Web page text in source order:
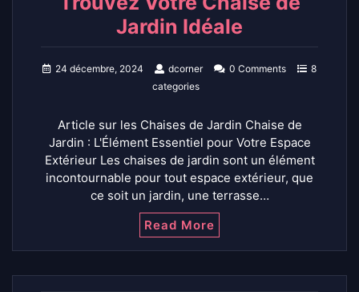
Jardin Idéale
24 décembre, 2024 dcorner 0 Comments
8
categories
Article sur les Chaises de Jardin Chaise de
Jardin : L'Élément Essentiel pour Votre Espace
Extérieur Les chaises de jardin sont un élément
incontournable pour tout espace extérieur, que
ce soit un jardin, une terrasse…
Read More